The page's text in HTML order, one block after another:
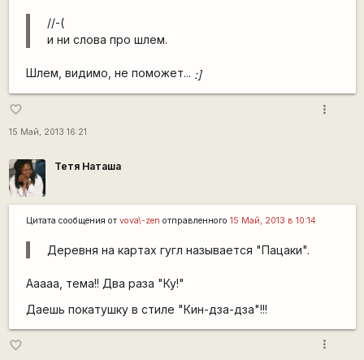
//-(
и ни слова про шлем.
Шлем, видимо, не поможет... :]
favorite_border
15 Май, 2013 16:21
more_vert
Тетя Наташа
Цитата сообщения от vova\-zen отправленного 15 Май, 2013 в 10:14
Деревня на картах гугл называется "Пацаки".
Ааааа, тема!! Два раза "Ку!"
Даешь покатушку в стиле "Кин-дза-дза"!!!
favorite_border more_vert